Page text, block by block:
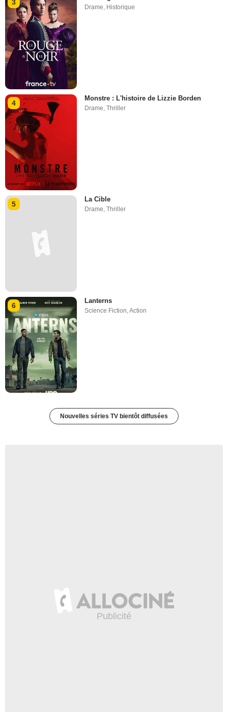
3
Drame Historique
4
Monstre : L'histoire de Lizzie Borden
Drame,Thriller
5
La Cible
Drame,Thriller
6
Lanterns
Science Fiction ,Action
Nouvelles séries TV bientôt diffusées